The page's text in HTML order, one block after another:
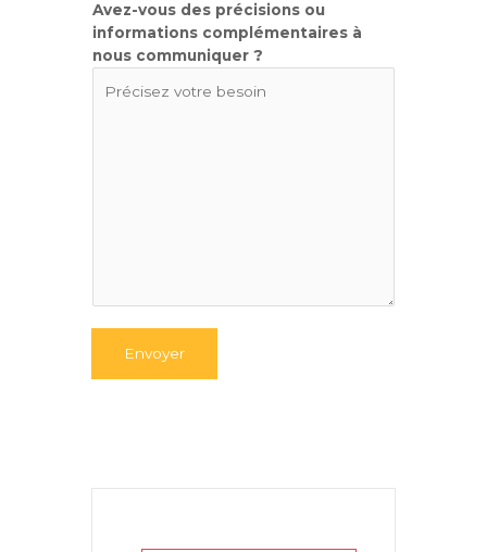
r
c
Avez-vous des précisions ou
informations complémentaires à
nous communiquer ?
Envoyer